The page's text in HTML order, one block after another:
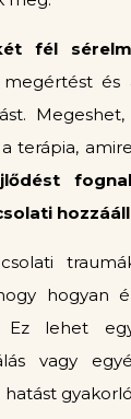
fél
és
terápia,
hogyan
Ez lehet
vagy